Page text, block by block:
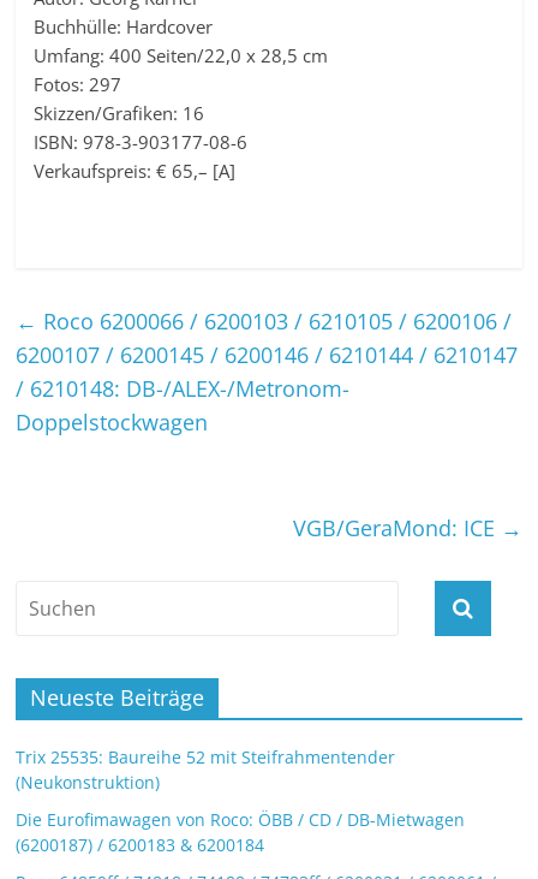
Buchhülle: Hardcover
Umfang: 400 Seiten/22,0 x 28,5 cm
Fotos: 297
Skizzen/Grafiken: 16
ISBN: 978-3-903177-08-6
Verkaufspreis: € 65,– [A]
← Roco 6200066 / 6200103 / 6210105 / 6200106 /
6200107 / 6200145 / 6200146 / 6210144 / 6210147
/ 6210148: DB-/ALEX-/Metronom-
Doppelstockwagen
VGB/GeraMond: ICE →
Neueste Beiträge
Trix 25535: Baureihe 52 mit Steifrahmentender
(Neukonstruktion)
Die Eurofimawagen von Roco: ÖBB / CD / DB-Mietwagen
(6200187) / 6200183 & 6200184